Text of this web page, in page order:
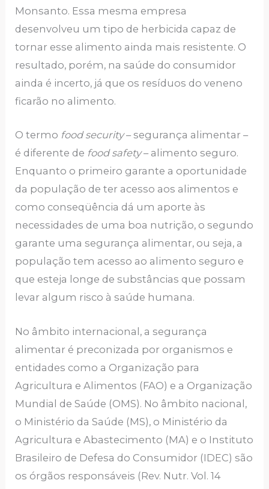
Monsanto. Essa mesma empresa
desenvolveu um tipo de herbicida capaz de
tornar esse alimento ainda mais resistente. O
resultado, porém, na saúde do consumidor
ainda é incerto, já que os resíduos do veneno
ficarão no alimento.
O termo food security– segurança alimentar –
é diferente de food safety– alimento seguro.
Enquanto o primeiro garante a oportunidade
da população de ter acesso aos alimentos e
como conseqüência dá um aporte às
necessidades de uma boa nutrição, o segundo
garante uma segurança alimentar, ou seja, a
população tem acesso ao alimento seguro e
que esteja longe de substâncias que possam
levar algum risco à saúde humana.
No âmbito internacional, a segurança
alimentar é preconizada por organismos e
entidades como a Organização para
Agricultura e Alimentos (FAO) e a Organização
Mundial de Saúde (OMS). No âmbito nacional,
o Ministério da Saúde (MS), o Ministério da
Agricultura e Abastecimento (MA) e o Instituto
Brasileiro de Defesa do Consumidor (IDEC) são
os órgãos responsáveis (Rev. Nutr. Vol. 14